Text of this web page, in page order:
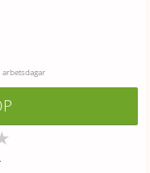
arbetsdagar